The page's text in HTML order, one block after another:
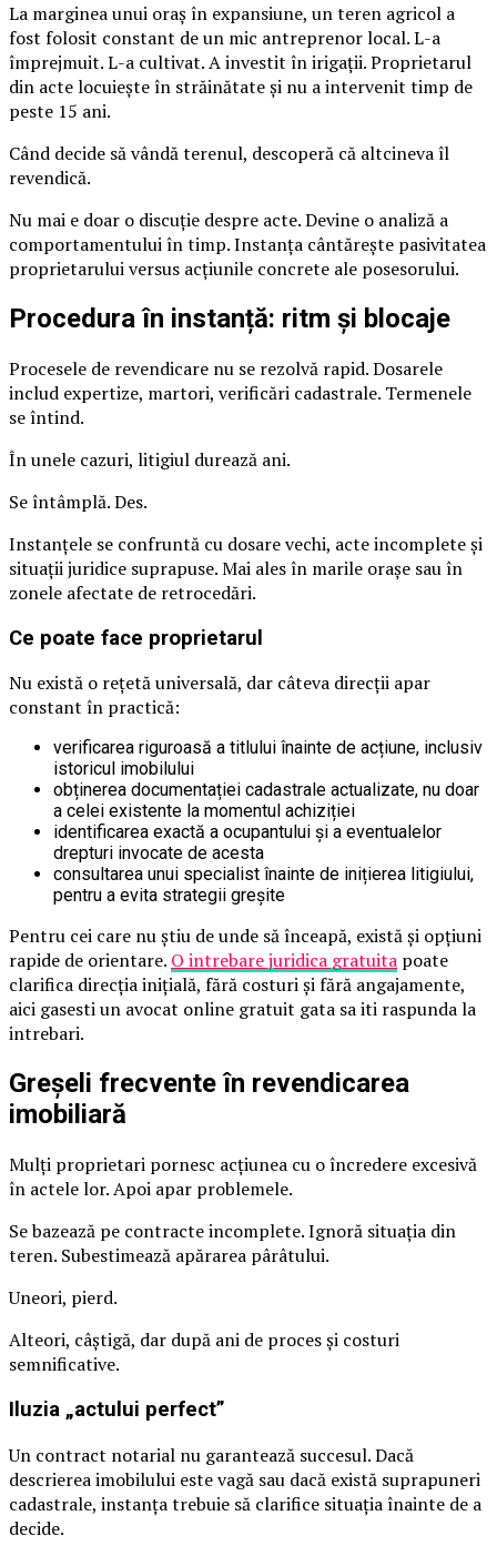
La marginea unui oraș în expansiune, un teren agricol a
fost folosit constant de un mic antreprenor local. L-a
împrejmuit. L-a cultivat. A investit în irigații. Proprietarul
din acte locuiește în străinătate și nu a intervenit timp de
peste 15 ani.
Când decide să vândă terenul, descoperă că altcineva îl
revendică.
Nu mai e doar o discuție despre acte. Devine o analiză a
comportamentului în timp. Instanța cântărește pasivitatea
proprietarului versus acțiunile concrete ale posesorului.
Procedura în instanță: ritm și blocaje
Procesele de revendicare nu se rezolvă rapid. Dosarele
includ expertize, martori, verificări cadastrale. Termenele
se întind.
În unele cazuri, litigiul durează ani.
Se întâmplă. Des.
Instanțele se confruntă cu dosare vechi, acte incomplete și
situații juridice suprapuse. Mai ales în marile orașe sau în
zonele afectate de retrocedări.
Ce poate face proprietarul
Nu există o rețetă universală, dar câteva direcții apar
constant în practică:
verificarea riguroasă a titlului înainte de acțiune, inclusiv
istoricul imobilului
obținerea documentației cadastrale actualizate, nu doar
a celei existente la momentul achiziției
identificarea exactă a ocupantului și a eventualelor
drepturi invocate de acesta
consultarea unui specialist înainte de inițierea litigiului,
pentru a evita strategii greșite
Pentru cei care nu știu de unde să înceapă, există și opțiuni
rapide de orientare. O intrebare juridica gratuita poate
clarifica direcția inițială, fără costuri și fără angajamente,
aici gasesti un avocat online gratuit gata sa iti raspunda la
intrebari.
Greșeli frecvente în revendicarea
imobiliară
Mulți proprietari pornesc acțiunea cu o încredere excesivă
în actele lor. Apoi apar problemele.
Se bazează pe contracte incomplete. Ignoră situația din
teren. Subestimează apărarea pârâtului.
Uneori, pierd.
Alteori, câștigă, dar după ani de proces și costuri
semnificative.
Iluzia „actului perfect”
Un contract notarial nu garantează succesul. Dacă
descrierea imobilului este vagă sau dacă există suprapuneri
cadastrale, instanța trebuie să clarifice situația înainte de a
decide.